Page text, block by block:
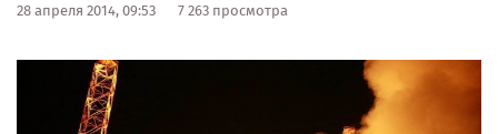
28 апреля 2014, 09:53 7 263 просмотра